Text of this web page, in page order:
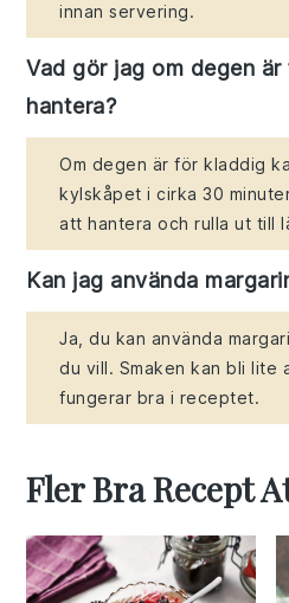
innan servering.
Vad gör jag om degen
hantera?
Om degen är för kladdig
kylskåpet i cirka 30
att hantera och rulla ut till
Kan jag använda
Ja, du kan använda
du vill. Smaken kan bli lite
fungerar bra i receptet.
Fler Bra Recept